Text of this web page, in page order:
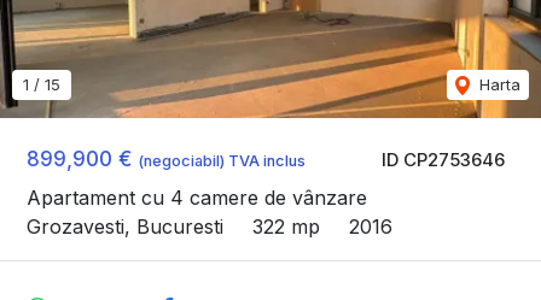
ID CP2753646
899,900 € (negociabil) TVA inclus
Apartament cu 4 camere de vânzare
Grozavesti, Bucuresti
322 mp 2016
1 / 15 Harta